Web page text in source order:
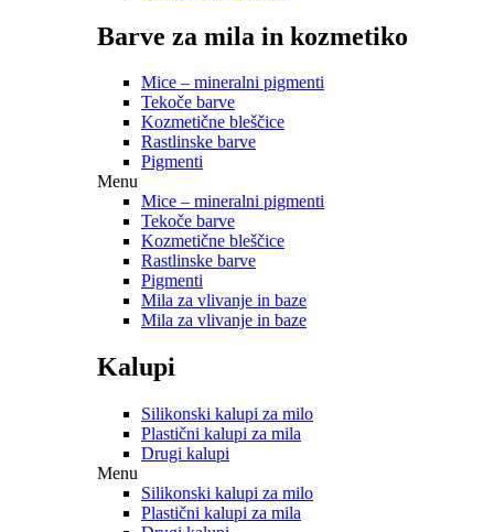
Barve za mila in kozmetiko
Mice – mineralni pigmenti
Tekoče barve
Kozmetične bleščice
Rastlinske barve
Pigmenti
Menu
Mice – mineralni pigmenti
Tekoče barve
Kozmetične bleščice
Rastlinske barve
Pigmenti
Mila za vlivanje in baze
Mila za vlivanje in baze
Kalupi
Silikonski kalupi za milo
Plastični kalupi za mila
Drugi kalupi
Menu
Silikonski kalupi za milo
Plastični kalupi za mila